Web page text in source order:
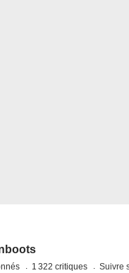
1 322 critiques Suivre